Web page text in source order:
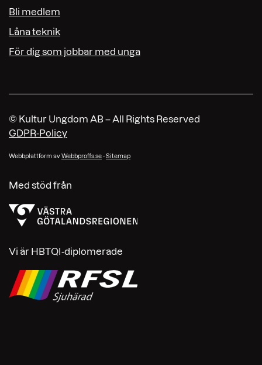
Bli medlem
Låna teknik
För dig som jobbar med unga
© Kultur Ungdom AB – All Rights Reserved
GDPR-Policy
Webbplattform avWebbproffs.se-Sitemap
Med stöd från
Vi är HBTQI-diplomerade